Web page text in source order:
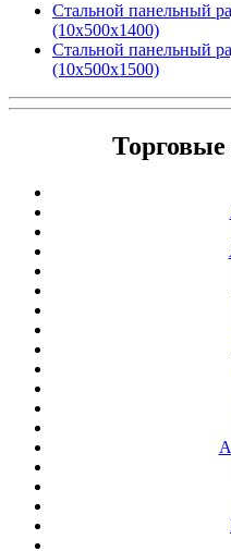
Стальной панельный
(10x500x1400)
Стальной панельный
(10x500x1500)